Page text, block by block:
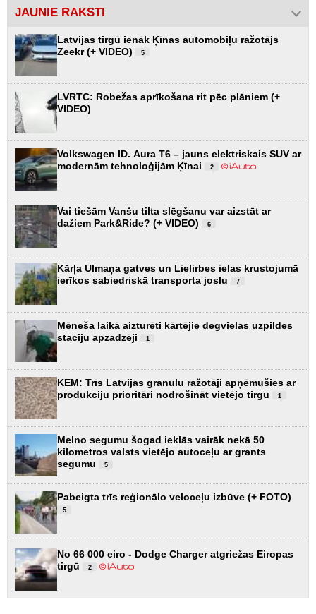
JAUNIE RAKSTI
Latvijas tirgū ienāk Ķīnas automobiļu ražotājs
Zeekr (+ VIDEO)
5
LVRTC: Robežas aprīkošana rit pēc plāniem (+
VIDEO)
Volkswagen ID. Aura T6 – jauns elektriskais SUV ar
modernām tehnoloģijām Ķīnai
2
Vai tiešām Vanšu tilta slēgšanu var aizstāt ar
dažiem Park&Ride? (+ VIDEO)
6
Kārļa Ulmaņa gatves un Lielirbes ielas krustojumā
ierīkos sabiedriskā transporta joslu
7
Mēneša laikā aizturēti kārtējie degvielas uzpildes
staciju apzadzēji
1
KEM: Trīs Latvijas granulu ražotāji apņēmušies ar
produkciju prioritāri nodrošināt vietējo tirgu
1
Melno segumu šogad ieklās vairāk nekā 50
kilometros valsts vietējo autoceļu ar grants
segumu
5
Pabeigta trīs reģionālo veloceļu izbūve (+ FOTO)
5
No 66 000 eiro - Dodge Charger atgriežas Eiropas
tirgū
2